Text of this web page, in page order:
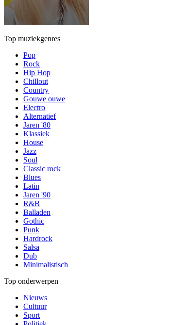
Top muziekgenres
Pop
Rock
Hip Hop
Chillout
Country
Gouwe ouwe
Electro
Alternatief
Jaren '80
Klassiek
House
Jazz
Soul
Classic rock
Blues
Latin
Jaren '90
R&B
Balladen
Gothic
Punk
Hardrock
Salsa
Dub
Minimalistisch
Top onderwerpen
Nieuws
Cultuur
Sport